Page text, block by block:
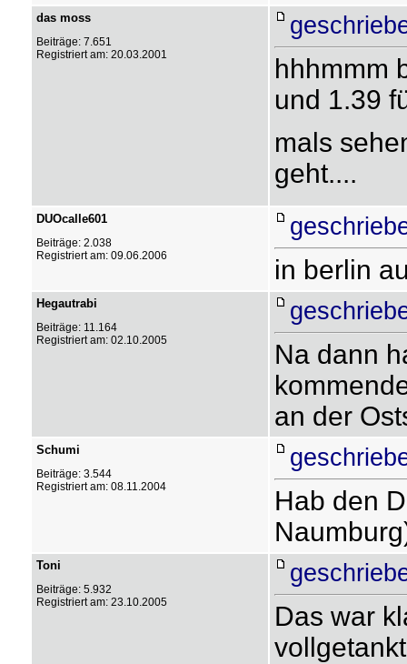
das moss
Beiträge: 7.651
Registriert am: 20.03.2001
hhhmmm
und 1.39
mals
geht....
DUOcalle601
Beiträge: 2.038
Registriert am: 09.06.2006
in berlin
Hegautrabi
Beiträge: 11.164
Registriert am: 02.10.2005
Na dann
an der
Schumi
Beiträge: 3.544
Registriert am: 08.11.2004
Hab den
Toni
Beiträge: 5.932
Registriert am: 23.10.2005
Das war